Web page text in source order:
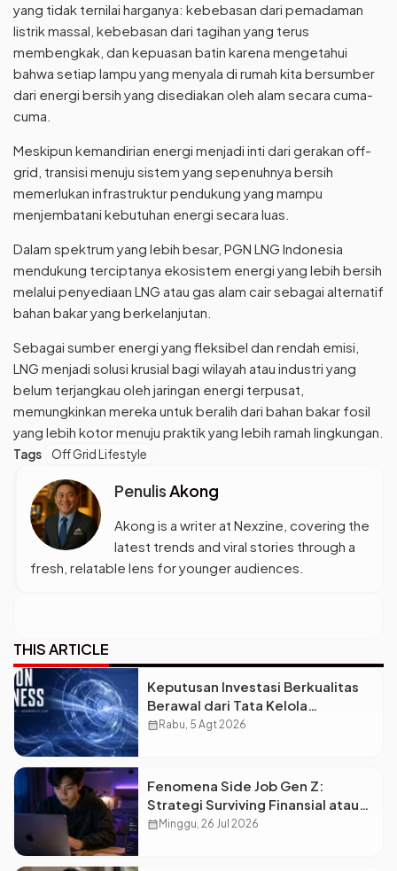
yang tidak ternilai harganya: kebebasan dari pemadaman
listrik massal, kebebasan dari tagihan yang terus
membengkak, dan kepuasan batin karena mengetahui
bahwa setiap lampu yang menyala di rumah kita bersumber
dari energi bersih yang disediakan oleh alam secara cuma-
cuma.
Meskipun kemandirian energi menjadi inti dari gerakan off-
grid, transisi menuju sistem yang sepenuhnya bersih
memerlukan infrastruktur pendukung yang mampu
menjembatani kebutuhan energi secara luas.
Dalam spektrum yang lebih besar, PGN LNG Indonesia
mendukung terciptanya ekosistem energi yang lebih bersih
melalui penyediaan LNG atau gas alam cair sebagai alternatif
bahan bakar yang berkelanjutan.
Sebagai sumber energi yang fleksibel dan rendah emisi,
LNG menjadi solusi krusial bagi wilayah atau industri yang
belum terjangkau oleh jaringan energi terpusat,
memungkinkan mereka untuk beralih dari bahan bakar fosil
yang lebih kotor menuju praktik yang lebih ramah lingkungan.
Tags Off Grid Lifestyle
PenulisAkong
Akong is a writer at Nexzine, covering the
latest trends and viral stories through a
fresh, relatable lens for younger audiences.
THIS ARTICLE
Keputusan Investasi Berkualitas
Berawal dari Tata Kelola
Informasi, Monica Triyadi: Bukan
calendar_month Rabu, 5 Agt 2026
Fenomena Side Job Gen Z:
Strategi Surviving Finansial atau
Sekadar Gaya Hidup?
calendar_month Minggu, 26 Jul 2026